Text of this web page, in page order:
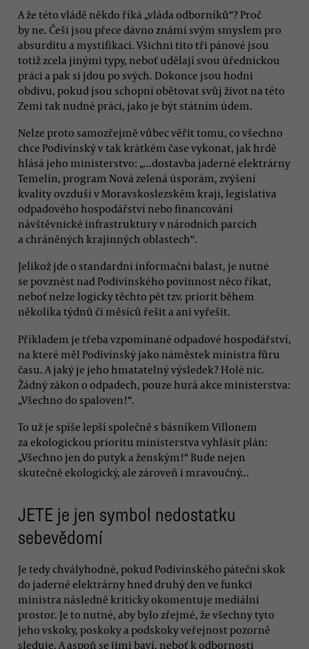
A že této vládě někdo říká „vláda odborníků“? Proč
by ne. Češi jsou přece dávno známí svým smyslem pro
absurditu a mystifikaci. Všichni tito tři pánové jsou
totiž zcela jinými typy, neboť udělají svou úřednickou
práci a pak si jdou po svých. Dokonce jsou hodni
obdivu, pokud jsou schopni obětovat svůj život na této
Zemi tak nudné práci, jako je být státním údem.
Nelze proto samozřejmě vůbec věřit tomu, co všechno
chce Podivínský v tak krátkém čase vykonat, jak hrdě
hlásá jeho ministerstvo: „...dostavba jaderné elektrárny
Temelín, program Nová zelená úsporám, zvýšení
kvality ovzduší v Moravskoslezském kraji, legislativa
odpadového hospodářství nebo financování
návštěvnické infrastruktury v národních parcích
a chráněných krajinných oblastech“.
Jelikož jde o standardní informační balast, je nutné
se povznést nad Podivínského povinnost něco říkat,
neboť nelze logicky těchto pět tzv. priorit během
několika týdnů či měsíců řešit a ani vyřešit.
Příkladem je třeba vzpomínané odpadové hospodářství,
na které měl Podivínský jako náměstek ministra fůru
času. A jaký je jeho hmatatelný výsledek? Holé nic.
Žádný zákon o odpadech, pouze hurá akce ministerstva:
„Všechno do spaloven!“.
To už je spíše lepší společně s básníkem Villonem
za ekologickou prioritu ministerstva vyhlásit plán:
„Všechno jen do putyk a ženským!“ Bude nejen
skutečně ekologický, ale zároveň i mravoučný...
JETE je jen symbol nedostatku
sebevědomí
Je tedy chvályhodné, pokud Podivínského páteční skok
do jaderné elektrárny hned druhý den ve funkci
ministra následně kriticky okomentuje mediální
prostor. Je to nutné, aby bylo zřejmé, že všechny tyto
jeho vskoky, poskoky a podskoky veřejnost pozorně
sleduje. A aspoň se jimi baví, neboť k odbornosti